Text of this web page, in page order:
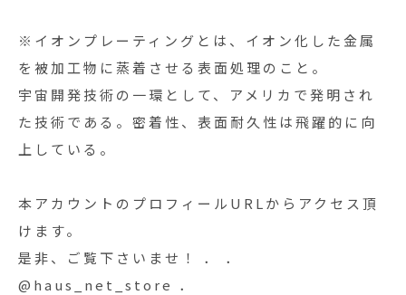
※イオンプレーティングとは、イオン化した金属
を被加工物に蒸着させる表面処理のこと。
宇宙開発技術の一環として、アメリカで発明され
た技術である。密着性、表面耐久性は飛躍的に向
上している。
本アカウントのプロフィールURLからアクセス頂
けます。
是非、ご覧下さいませ！ ． ．
@haus_net_store ．